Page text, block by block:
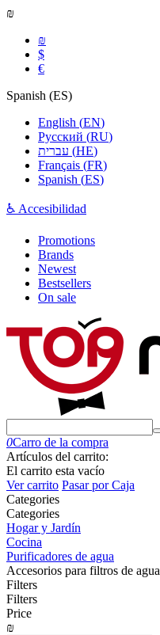
₪
₪
$
€
Spanish (ES)
English (EN)
Русский (RU)
(HE)
Français (FR)
Spanish (ES)
♿ Accesibilidad
Promotions
Brands
Newest
Bestsellers
On sale
0Carro de la compra
Artículos del carrito:
El carrito esta vacío
Ver carrito Pasar por Caja
Сategories
Сategories
Hogar y Jardín
Cocina
Purificadores de agua
Accesorios para filtros de agua
Filters
Filters
Price
₪